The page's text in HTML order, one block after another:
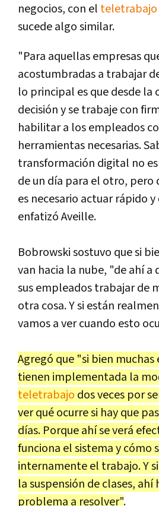
negocios, con el teletrabajo
sucede algo similar.
"Para aquellas empresas
acostumbradas a trabajar
lo principal es que desde la
decisión y se trabaje con
habilitar a los empleados
herramientas necesarias.
transformación digital no
de un día para el otro, pero
es necesario actuar rápido
enfatizó Aveille.
Bobrowski sostuvo que si
van hacia la nube, "de ahí a
sus empleados trabajar de
otra cosa. Y si están
vamos a ver cuando esto
Agregó que "si bien muchas
tienen implementada la
teletrabajo dos veces por
ver qué ocurre si hay que
días. Porque ahí se verá
funciona el sistema y cómo
internamente el trabajo. Y
la suspensión de clases,
problema a resolver".